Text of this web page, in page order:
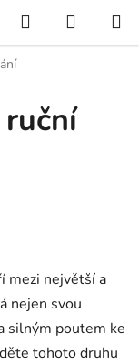
Hledat
KOŠÍK
mezi největší a
nejen svou
silným poutem ke
tohoto druhu